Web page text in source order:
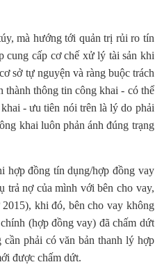
mà hướng tới quản trị rủi ro tín
cung cấp cơ chế xử lý tài sản khi
sở tự nguyện và ràng buộc trách
thành thông tin công khai - có thể
- ưu tiên nói trên là lý do phải
khai luôn phản ánh đúng trạng
hợp đồng tín dụng/hợp đồng vay
trả nợ của mình với bên cho vay,
khi đó, bên cho vay không
(hợp đồng vay) đã chấm dứt
phải có văn bản thanh lý hợp
được chấm dứt.